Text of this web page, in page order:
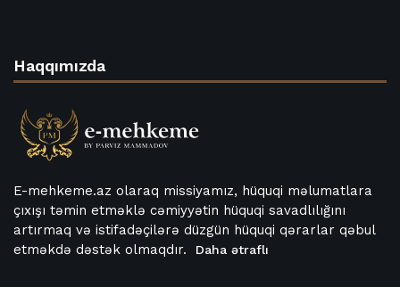
Haqqımızda
E-mehkeme.az olaraq missiyamız, hüquqi məlumatlara
çıxışı təmin etməklə cəmiyyətin hüquqi savadlılığını
artırmaq və istifadəçilərə düzgün hüquqi qərarlar qəbul
etməkdə dəstək olmaqdır.
Daha ətraflı